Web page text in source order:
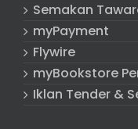
Semakan
myPayment
Flywire
myBookstore
Iklan Tender &